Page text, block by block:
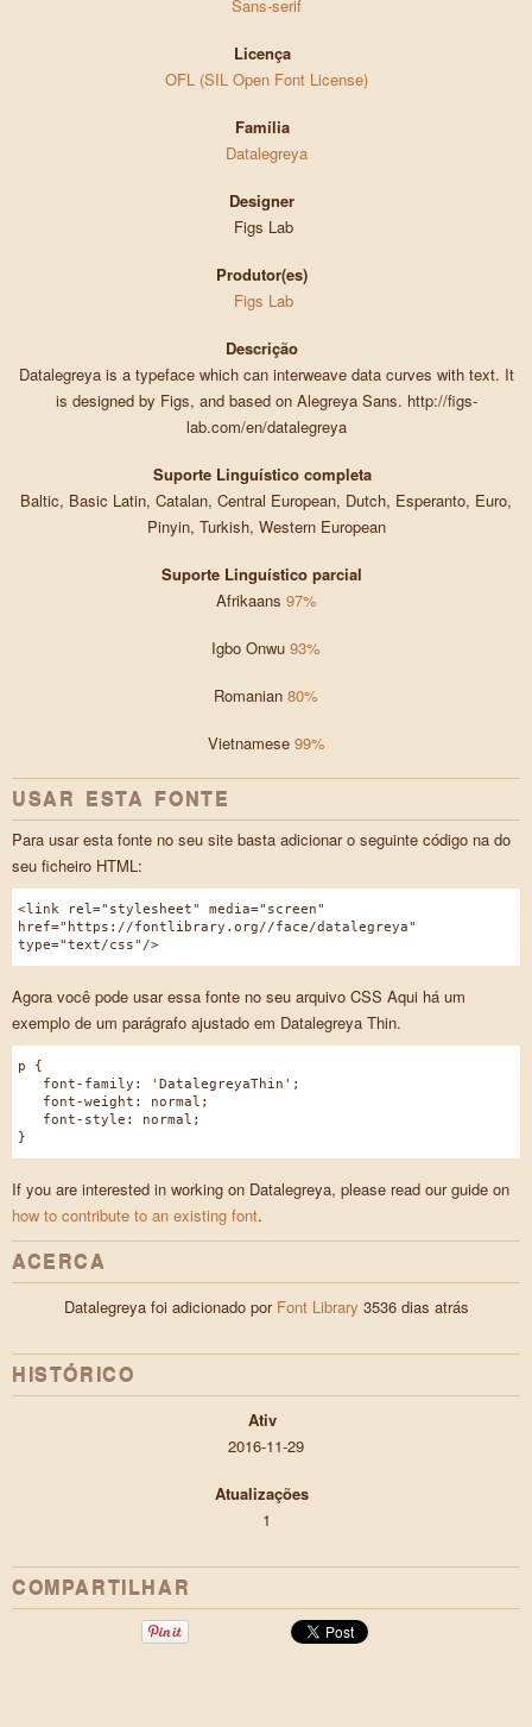
Sans-serif
Licença
OFL (SIL Open Font License)
Família
Datalegreya
Designer
Figs Lab
Produtor(es)
Figs Lab
Descrição
Datalegreya is a typeface which can interweave data curves with text. It
is designed by Figs, and based on Alegreya Sans. http://figs-
lab.com/en/datalegreya
Suporte Linguístico completa
Baltic, Basic Latin, Catalan, Central European, Dutch, Esperanto, Euro,
Pinyin, Turkish, Western European
Suporte Linguístico parcial
Afrikaans 97%
Igbo Onwu 93%
Romanian 80%
Vietnamese 99%
USAR ESTA FONTE
Para usar esta fonte no seu site basta adicionar o seguinte código na do
seu ficheiro HTML:
<link rel="stylesheet" media="screen"
href="https://fontlibrary.org//face/datalegreya"
type="text/css"/>
Agora você pode usar essa fonte no seu arquivo CSS Aqui há um
exemplo de um parágrafo ajustado em Datalegreya Thin.
p {
font-family: 'DatalegreyaThin';
font-weight: normal;
font-style: normal;
}
If you are interested in working on Datalegreya, please read our guide on
how to contribute to an existing font.
ACERCA
Datalegreya foi adicionado por Font Library 3536 dias atrás
HISTÓRICO
Ativ
2016-11-29
Atualizações
1
COMPARTILHAR